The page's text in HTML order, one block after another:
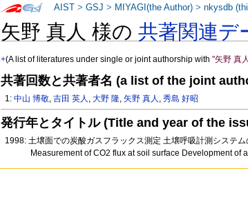
矢野 真人 様の共著関連デ
+(A list of literatures under single or joint authorship with"矢野 真
共著回数と共著者名 (a list of the joint
1:中山 博敬,吉田 英人 ,大野 隆,矢野 真人 ,秀島 好昭
発行年とタイトル (Title and year of the
1998: 土壌面での炭酸ガスフラックス測定 土壌呼吸計測システ
Measurement of CO2 flux at soil surface Development
AIST >GSJ > MIYAGI(the Author) >nkysdb